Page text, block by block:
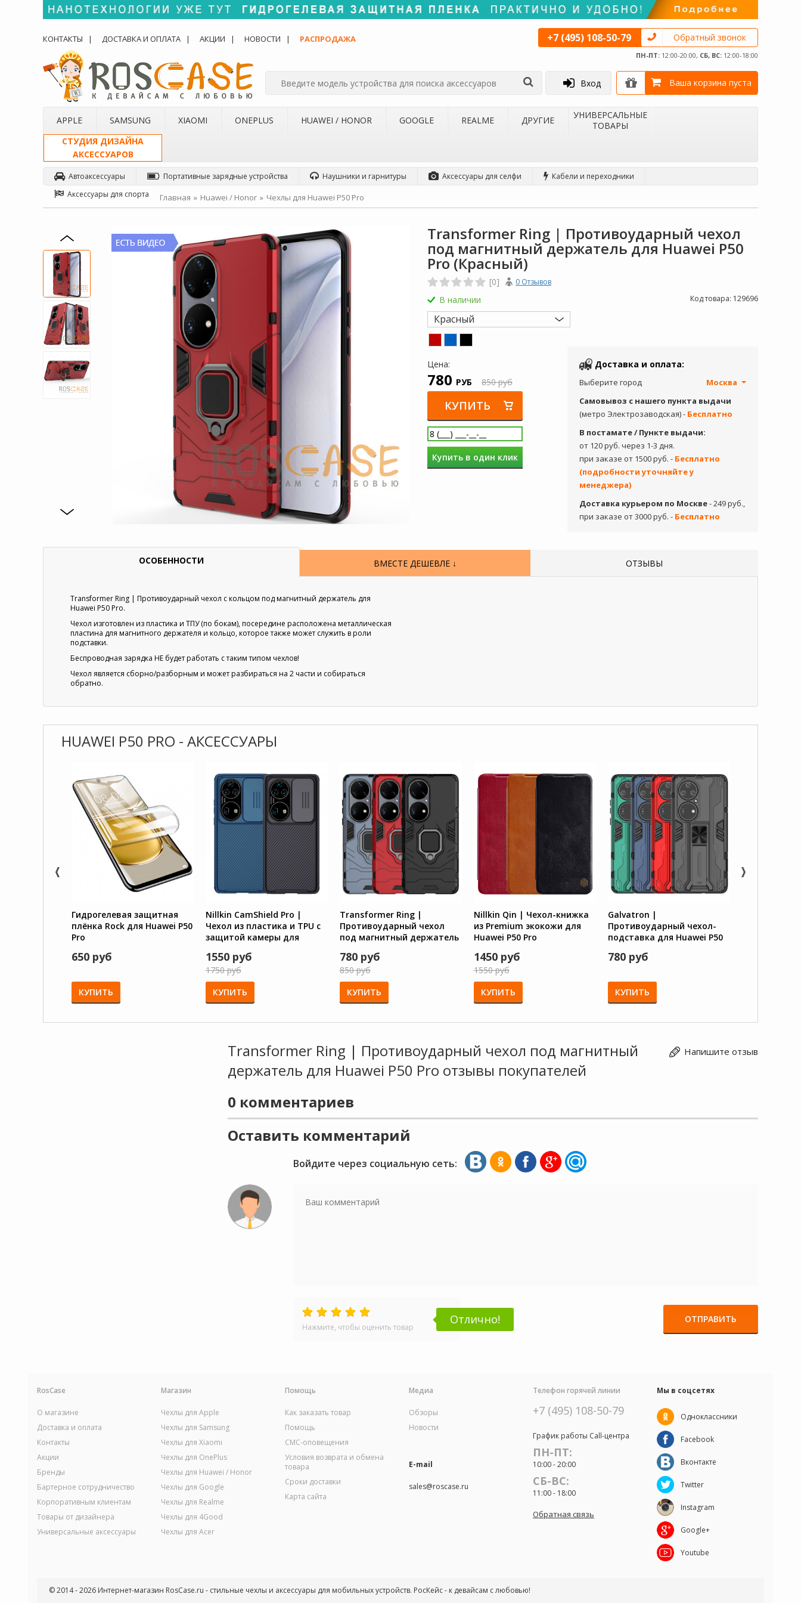
КОНТАКТЫ ДОСТАВКА И ОПЛАТА АКЦИИ НОВОСТИ РАСПРОДАЖА +7 (495) 108-50-79 Обратный звонок
ПН-ПТ: 12:00-20:00, СБ, ВС: 12:00-18:00
Вход Ваша корзина пуста
APPLE SAMSUNG XIAOMI ONEPLUS HUAWEI / HONOR GOOGLE REALME ДРУГИЕ
УНИВЕРСАЛЬНЫЕ
ТОВАРЫ
СТУДИЯ ДИЗАЙНА
АКСЕССУАРОВ
Автоаксессуары Портативные зарядные устройства Наушники и гарнитуры Аксессуары для селфи
Кабели и переходники
Аксессуары для спорта
Главная Huawei / Honor Чехлы для Huawei P50 Pro
Transformer Ring | Противоударный чехол
под магнитный держатель для Huawei P50
Pro (Красный)
[0] 0 Отзывов
В наличии Код товара: 129696
Красный
Цена:
780 РУБ 850 руб
КУПИТЬ
Купить в один клик
Доставка и оплата:
Выберите город
Москва
Самовывоз с нашего пункта выдачи
(метро Электрозаводская) - Бесплатно
В постамате / Пункте выдачи:
от 120 руб. через 1-3 дня.
при заказе от 1500 руб. - Бесплатно
(подробности уточняйте у
менеджера)
Доставка курьером по Москве- 249 руб.,
при заказе от 3000 руб. - Бесплатно
ОСОБЕННОСТИ ВМЕСТЕ ДЕШЕВЛЕ ↓ ОТЗЫВЫ
Transformer Ring | Противоударный чехол с кольцом под магнитный держатель для
Huawei P50 Pro.
Чехол изготовлен из пластика и ТПУ (по бокам), посередине расположена металлическая
пластина для магнитного держателя и кольцо, которое также может служить в роли
подставки.
Беспроводная зарядка НЕ будет работать с таким типом чехлов!
Чехол является сборно/разборным и может разбираться на 2 части и собираться
обратно.
HUAWEI P50 PRO - АКСЕССУАРЫ
Гидрогелевая защитная
плёнка Rock для Huawei P50
Pro
650 руб
КУПИТЬ
Nillkin CamShield Pro |
Чехол из пластика и TPU с
защитой камеры для
1550 руб
1750 руб
КУПИТЬ
Transformer Ring |
Противоударный чехол
под магнитный держатель
780 руб
850 руб
КУПИТЬ
Nillkin Qin | Чехол-книжка
из Premium экокожи для
Huawei P50 Pro
1450 руб
1550 руб
КУПИТЬ
Galvatron |
Противоударный чехол-
подставка для Huawei P50
780 руб
КУПИТЬ
Transformer Ring | Противоударный чехол под магнитный
держатель для Huawei P50 Pro отзывы покупателей
Напишите отзыв
0 комментариев
Оставить комментарий
Войдите через социальную сеть:
Отлично!
Нажмите, чтобы оценить товар
ОТПРАВИТЬ
RosCase
О магазине
Доставка и оплата
Контакты
Акции
Бренды
Бартерное сотрудничество
Корпоративным клиентам
Товары от дизайнера
Универсальные аксессуары
Магазин
Чехлы для Apple
Чехлы для Samsung
Чехлы для Xiaomi
Чехлы для OnePlus
Чехлы для Huawei / Honor
Чехлы для Google
Чехлы для Realme
Чехлы для 4Good
Чехлы для Acer
Помощь
Как заказать товар
Помощь
СМС-оповещения
Условия возврата и обмена
товара
Сроки доставки
Карта сайта
Медиа
Обзоры
Новости
E-mail
sales@roscase.ru
Телефон горячей линии
+7 (495) 108-50-79
График работы Call-центра
ПН-ПТ:
10:00 - 20:00
СБ-ВС:
11:00 - 18:00
Обратная связь
Мы в соцсетях
Одноклассники
Facebook
Вконтакте
Twitter
Instagram
Google+
Youtube
© 2014 - 2026 Интернет-магазин RosCase.ru - стильные чехлы и аксессуары для мобильных устройств. РосКейс - к девайсам с любовью!